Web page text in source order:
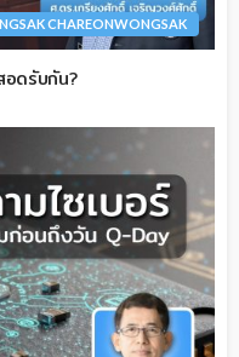
CHAREONWONGSAK
อดรับกัน?